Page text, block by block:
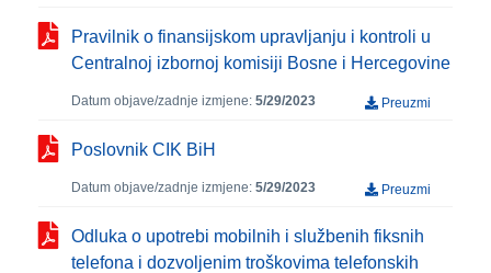
Pravilnik o finansijskom upravljanju i kontroli u
Centralnoj izbornoj komisiji Bosne i Hercegovine
Datum objave/zadnje izmjene: 5/29/2023 Preuzmi
Poslovnik CIK BiH
Datum objave/zadnje izmjene: 5/29/2023 Preuzmi
Odluka o upotrebi mobilnih i službenih fiksnih
telefona i dozvoljenim troškovima telefonskih